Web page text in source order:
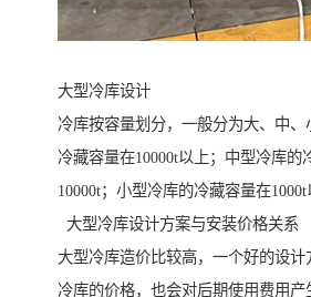
大型冷库设计
冷库按容量划分，一般分为大、中
冷藏容量在10000t以上；中型冷库的
10000t；小型冷库的冷藏容量在1000t
大型冷库设计方案与安装价格关系
大型冷库造价比较高，一个好的设
冷库的价格，也会对后期使用费用产